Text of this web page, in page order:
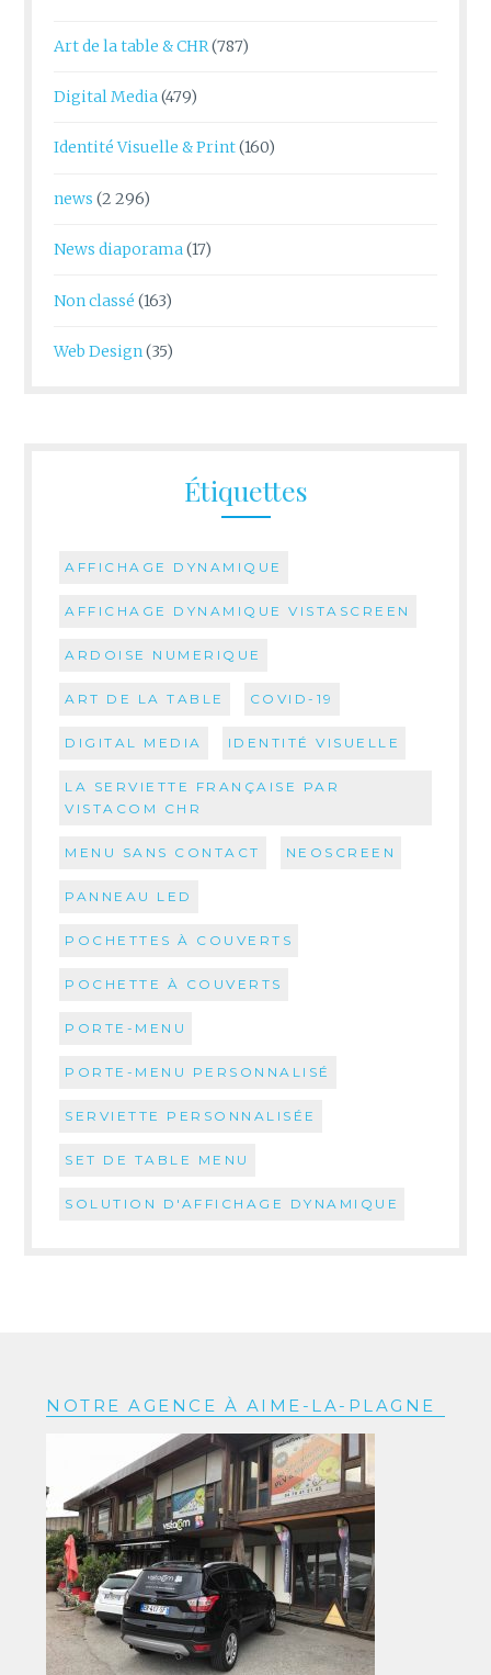
Art de la table & CHR(787)
Digital Media(479)
Identité Visuelle & Print(160)
news (2 296)
News diaporama(17)
Non classé (163)
Web Design(35)
Étiquettes
AFFICHAGE DYNAMIQUE
AFFICHAGE DYNAMIQUE VISTASCREEN
ARDOISE NUMERIQUE
ART DE LA TABLE COVID-19
DIGITAL MEDIA IDENTITÉ VISUELLE
LA SERVIETTE FRANÇAISE PAR
VISTACOM CHR
MENU SANS CONTACT NEOSCREEN
PANNEAU LED
POCHETTES À COUVERTS
POCHETTE À COUVERTS
PORTE-MENU
PORTE-MENU PERSONNALISÉ
SERVIETTE PERSONNALISÉE
SET DE TABLE MENU
SOLUTION D'AFFICHAGE DYNAMIQUE
NOTRE AGENCE À AIME-LA-PLAGNE